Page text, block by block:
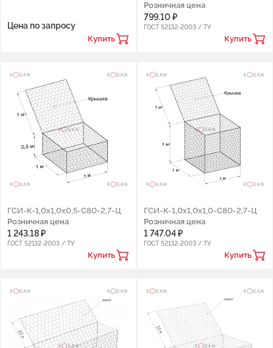
Цена по запросу
Купить
Розничная цена
799.10 ₽
ГОСТ 52132-2003 / ТУ
Купить
ГCИ-К-1,0х1,0х0,5-С80-2,7-Ц
Розничная цена
1 243.18 ₽
ГОСТ 52132-2003 / ТУ
Купить
ГCИ-К-1,0х1,0х1,0-С80-2,7-Ц
Розничная цена
1 747.04 ₽
ГОСТ 52132-2003 / ТУ
Купить